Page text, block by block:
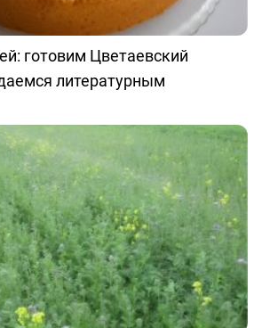
готовим Цветаевский
литературным